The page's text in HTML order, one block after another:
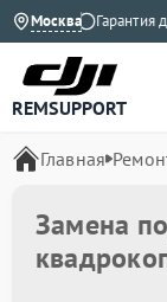
Москва
21:00 Гарантия до
REMSUPPORT
Главная
Замена